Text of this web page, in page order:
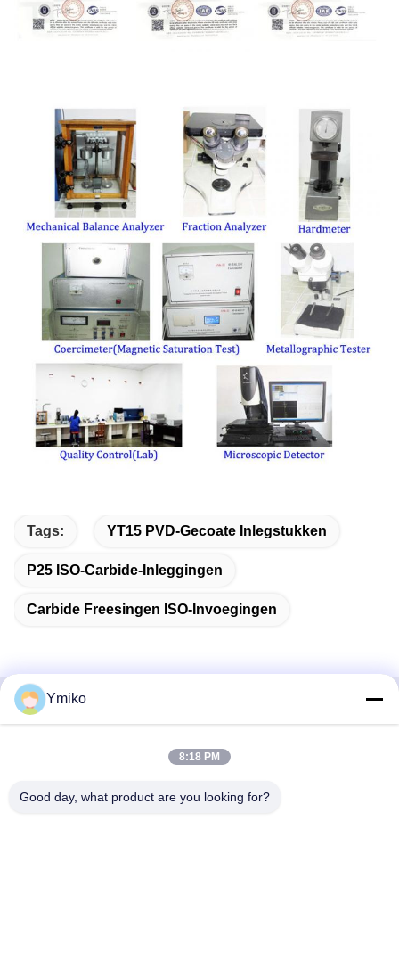
Tags: YT15 PVD-Gecoate Inlegstukken
P25 ISO-Carbide-Inleggingen
Carbide Freesingen ISO-Invoegingen
Snel contact
Development Zone, Chengdu, Sichuan, P.R. China.
Ymiko
8:18 PM
Good day, what product are you looking for?